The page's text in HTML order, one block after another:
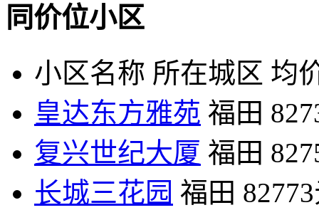
同价位小区
小区名称 所在城区 均
皇达东方雅苑 福田
复兴世纪大厦 福田
长城三花园 福田